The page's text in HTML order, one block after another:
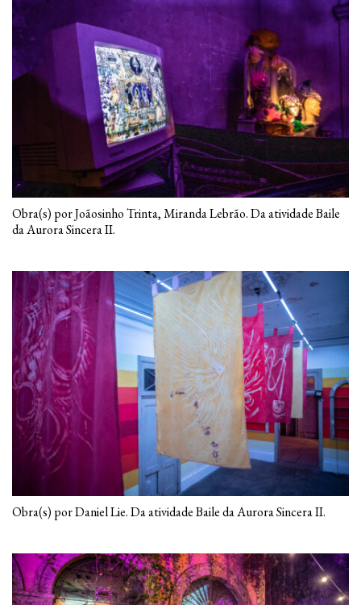
Obra(s) por Joãosinho Trinta, Miranda Lebrão. Da atividade Baile
da Aurora Sincera II.
Obra(s) por Daniel Lie. Da atividade Baile da Aurora Sincera II.